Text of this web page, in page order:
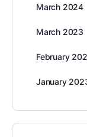
March 2024
March 2023
February
January